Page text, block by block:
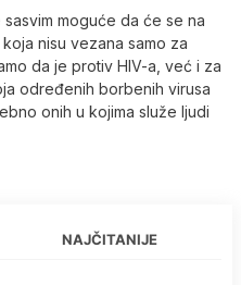
moguće da će se na
nisu vezana samo za
da je protiv HIV-a, već i za
određenih borbenih virusa
onih u kojima služe ljudi
NAJČITANIJE